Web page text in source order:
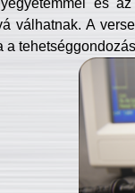
válhatnak. A
a